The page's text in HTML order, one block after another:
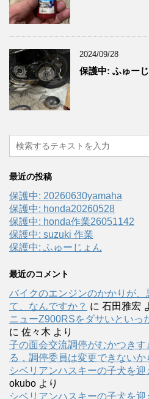
2024/09/28
保護中: ふゅー
最近の投稿
保護中: 20260630yamaha
保護中: honda20260528
保護中: honda作業26051142
保護中: suzuki 作業
保護中: ふゅーじょん
最近のコメント
バイクのエンジンのかかりが
て、なんですか？ に 石田雅宏
ニューZ900RSをダサいといっ
に 佐々木 より
子の面会交流調停がむかつき
る，調停委員は変更できないか
シベリアンハスキーの子犬を迎
okubo より
シベリアンハスキーの子犬を迎